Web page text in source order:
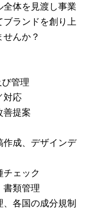
全体を見渡し事業
ランドを創り上
んか？
び管理
対応
善提案
作成、デザインデ
チェック
書類管理
各国の成分規制